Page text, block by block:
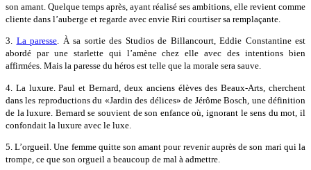
son amant. Quelque temps après, ayant réalisé ses ambitions, elle revient comme
cliente dans l’auberge et regarde avec envie Riri courtiser sa remplaçante.
3. La paresse. À sa sortie des Studios de Billancourt, Eddie Constantine est
abordé par une starlette qui l’amène chez elle avec des intentions bien
affirmées. Mais la paresse du héros est telle que la morale sera sauve.
4. La luxure. Paul et Bernard, deux anciens élèves des Beaux-Arts, cherchent
dans les reproductions du «Jardin des délices» de Jérôme Bosch, une définition
de la luxure. Bernard se souvient de son enfance où, ignorant le sens du mot, il
confondait la luxure avec le luxe.
5. L’orgueil. Une femme quitte son amant pour revenir auprès de son mari qui la
trompe, ce que son orgueil a beaucoup de mal à admettre.